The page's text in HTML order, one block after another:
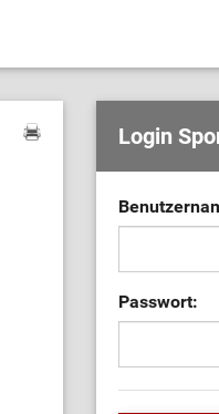
Login
Passwort: